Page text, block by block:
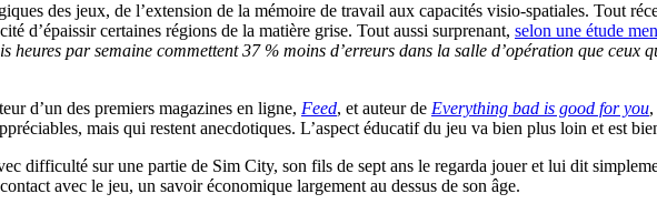
des jeux, de l’extension de la mémoire de travail aux capacités visio-spatiales. Tout
d’épaissir certaines régions de la matière grise. Tout aussi surprenant, selon une étude
heures par semaine commettent 37 % moins d’erreurs dans la salle d’opération que ceux
d’un des premiers magazines en ligne, Feed, et auteur de Everything bad is good for you
mais qui restent anecdotiques. L’aspect éducatif du jeu va bien plus loin et est
difficulté sur une partie de Sim City, son fils de sept ans le regarda jouer et lui dit
avec le jeu, un savoir économique largement au dessus de son âge.